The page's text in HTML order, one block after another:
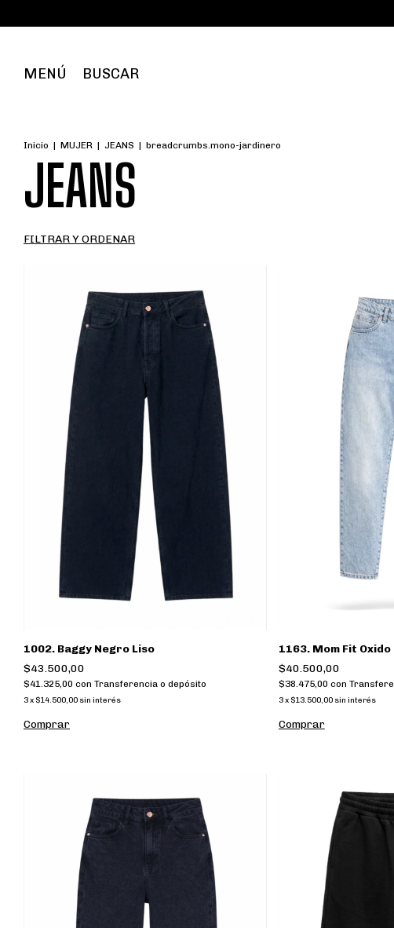
MENÚ BUSCAR
Inicio | MUJER | JEANS | breadcrumbs.mono-jardinero
JEANS
FILTRAR Y ORDENAR
1002. Baggy Negro Liso
$43.500,00
$41.325,00 con Transferencia o depósito
3x $14.500,00 sin interés
Comprar
1163. Mom Fit Oxido
$40.500,00
$38.475,00 con
3x $13.500,00 sin interés
Comprar